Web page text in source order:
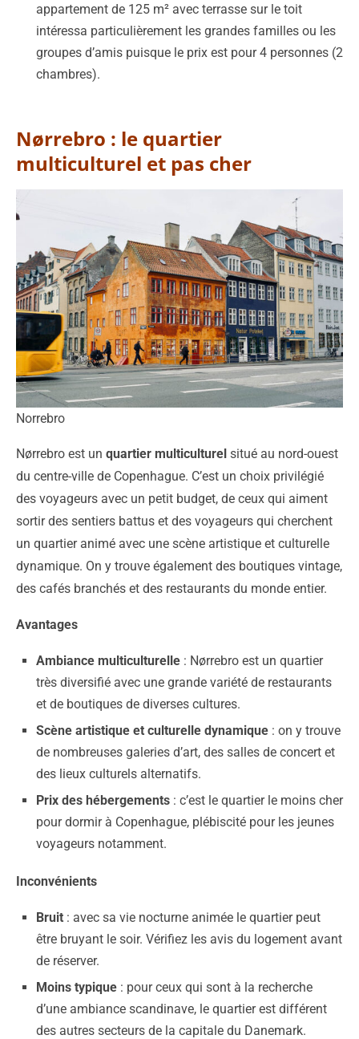
appartement de 125 m² avec terrasse sur le toit
intéressa particulièrement les grandes familles ou les
groupes d’amis puisque le prix est pour 4 personnes (2
chambres).
Nørrebro : le quartier
multiculturel et pas cher
Norrebro
Nørrebro est un quartier multiculturel situé au nord-ouest
du centre-ville de Copenhague. C’est un choix privilégié
des voyageurs avec un petit budget, de ceux qui aiment
sortir des sentiers battus et des voyageurs qui cherchent
un quartier animé avec une scène artistique et culturelle
dynamique. On y trouve également des boutiques vintage,
des cafés branchés et des restaurants du monde entier.
Avantages
Ambiance multiculturelle : Nørrebro est un quartier
très diversifié avec une grande variété de restaurants
et de boutiques de diverses cultures.
Scène artistique et culturelle dynamique : on y trouve
de nombreuses galeries d’art, des salles de concert et
des lieux culturels alternatifs.
Prix des hébergements : c’est le quartier le moins cher
pour dormir à Copenhague, plébiscité pour les jeunes
voyageurs notamment.
Inconvénients
Bruit : avec sa vie nocturne animée le quartier peut
être bruyant le soir. Vérifiez les avis du logement avant
de réserver.
Moins typique : pour ceux qui sont à la recherche
d’une ambiance scandinave, le quartier est différent
des autres secteurs de la capitale du Danemark.